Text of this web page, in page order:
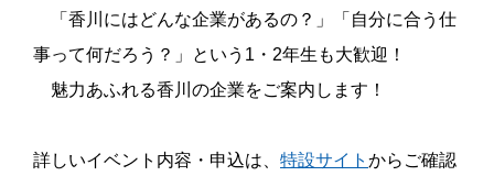
「香川にはどんな企業があるの？」「自分に合う仕
事って何だろう？」という1・2年生も大歓迎！
魅力あふれる香川の企業をご案内します！
詳しいイベント内容・申込は、 特設サイト からご確認